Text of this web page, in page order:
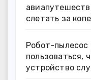
слетать за
Робот-пылесос
пользоваться,
устройство